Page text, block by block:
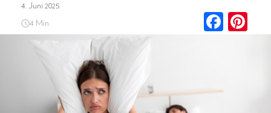
4. Juni 2025
4 Min.